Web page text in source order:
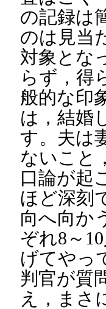
の記録は
のは見当
対象とな
らず，得
般的な印
は，結婚
す。夫は
ないこと
口論が起
ほど深刻
向へ向か
ぞれ8～
げてやっ
判官が質
え，まさ